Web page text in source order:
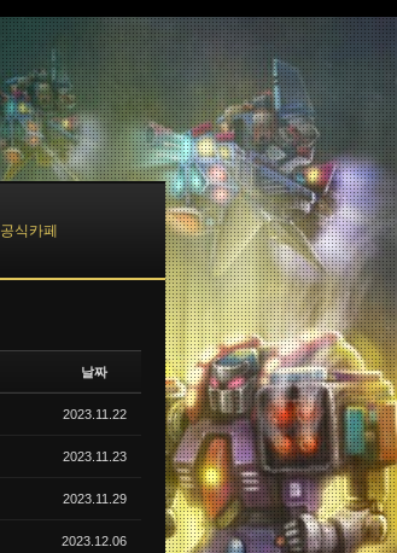
공식카페
날짜
2023.11.22
2023.11.23
2023.11.29
2023.12.06